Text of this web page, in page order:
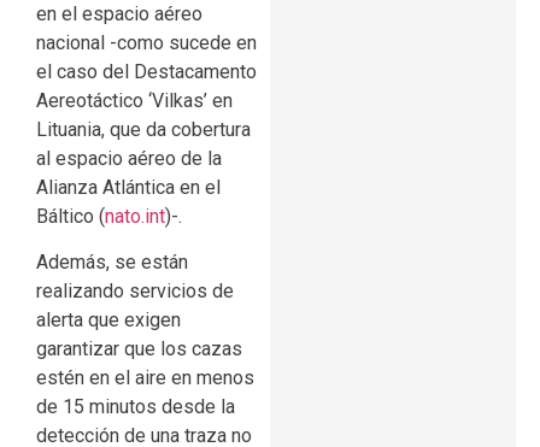
en el espacio aéreo
nacional -como sucede en
el caso del Destacamento
Aereotáctico ‘Vilkas’ en
Lituania, que da cobertura
al espacio aéreo de la
Alianza Atlántica en el
Báltico (nato.int)-.
Además, se están
realizando servicios de
alerta que exigen
garantizar que los cazas
estén en el aire en menos
de 15 minutos desde la
detección de una traza no